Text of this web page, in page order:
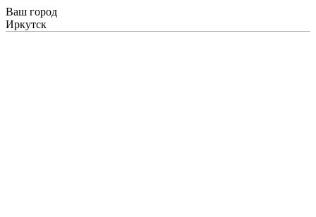
Ваш город
Иркутск